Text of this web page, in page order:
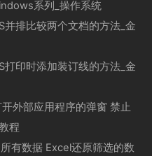
系列_操作系统
并排比较两个文档的方法_金
打印时添加装订线的方法_金
外部应用程序的弹窗 禁止
程
有数据 Excel还原筛选的数